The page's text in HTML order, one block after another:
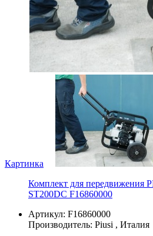
Картинка
Комплект для передвижения
ST200DC F16860000
Артикул: F16860000
Производитель: Piusi , Италия